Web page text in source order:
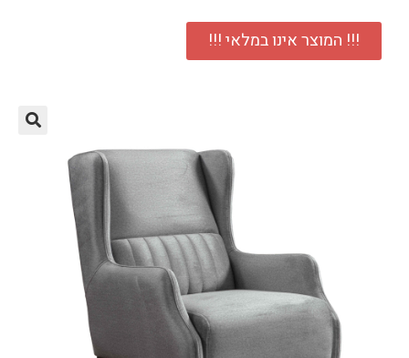
!!! המוצר אינו במלאי !!!